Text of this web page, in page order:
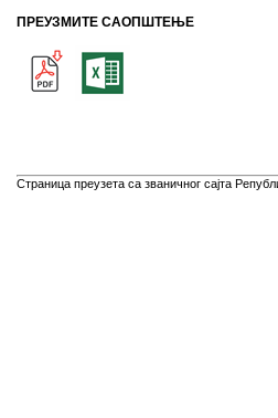
ПРЕУЗМИТЕ САОПШТЕЊЕ
Страница преузета са званичног сајта